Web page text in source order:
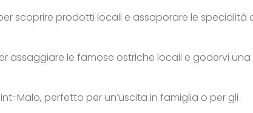
scoprire prodotti locali e assaporare le specialità
assaggiare le famose ostriche locali e godervi una
Malo, perfetto per un’uscita in famiglia o per gli